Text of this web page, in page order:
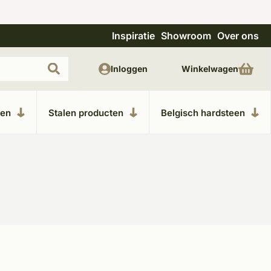
Uitgebreide showroom in Kesteren Unieke
Inspiratie Showroom Over ons
Stalen producten Belgisch hardsteen
Inloggen Winkelwagen